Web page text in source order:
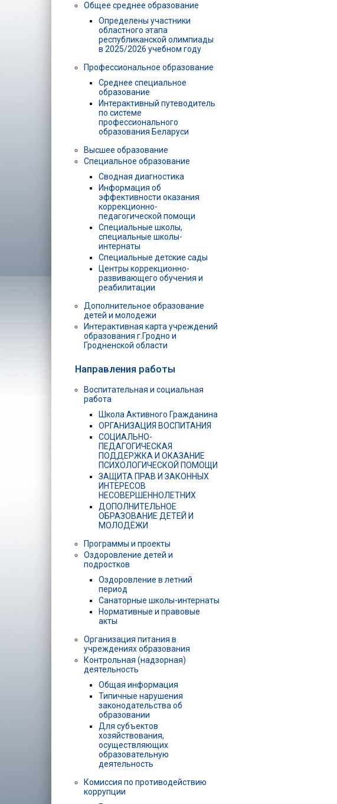
Общее среднее образование
Определены участники
областного этапа
республиканской олимпиады
в 2025/2026 учебном году
Профессиональное образование
Среднее специальное
образование
Интерактивный путеводитель
по системе
профессионального
образования Беларуси
Высшее образование
Специальное образование
Сводная диагностика
Информация об
эффективности оказания
коррекционно-
педагогической помощи
Специальные школы,
специальные школы-
интернаты
Специальные детские сады
Центры коррекционно-
развивающего обучения и
реабилитации
Дополнительное образование
детей и молодежи
Интерактивная карта учреждений
образования г.Гродно и
Гродненской области
Направления работы
Воспитательная и социальная
работа
Школа Активного Гражданина
ОРГАНИЗАЦИЯ ВОСПИТАНИЯ
СОЦИАЛЬНО-
ПЕДАГОГИЧЕСКАЯ
ПОДДЕРЖКА И ОКАЗАНИЕ
ПСИХОЛОГИЧЕСКОЙ ПОМОЩИ
ЗАЩИТА ПРАВ И ЗАКОННЫХ
ИНТЕРЕСОВ
НЕСОВЕРШЕННОЛЕТНИХ
ДОПОЛНИТЕЛЬНОЕ
ОБРАЗОВАНИЕ ДЕТЕЙ И
МОЛОДЁЖИ
Программы и проекты
Оздоровление детей и
подростков
Оздоровление в летний
период
Санаторные школы-интернаты
Нормативные и правовые
акты
Организация питания в
учреждениях образования
Контрольная (надзорная)
деятельность
Общая информация
Типичные нарушения
законодательства об
образовании
Для субъектов
хозяйствования,
осуществляющих
образовательную
деятельность
Комиссия по противодействию
коррупции